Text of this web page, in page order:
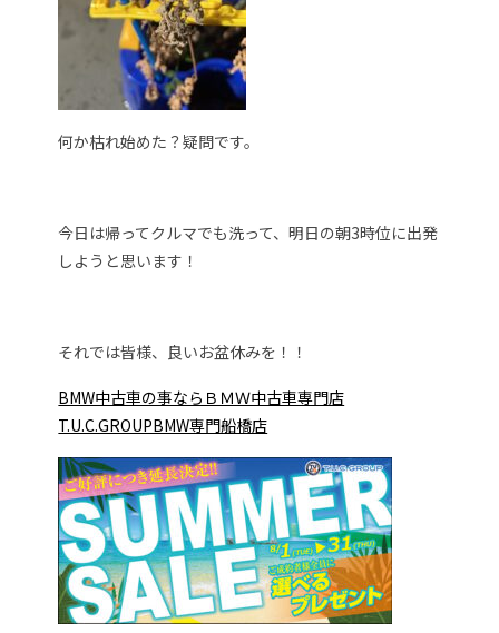
何か枯れ始めた？疑問です。
今日は帰ってクルマでも洗って、明日の朝3時位に出発
しようと思います！
それでは皆様、良いお盆休みを！！
BMW中古車の事ならＢＭＷ中古車専門店
T.U.C.GROUPBMW専門船橋店